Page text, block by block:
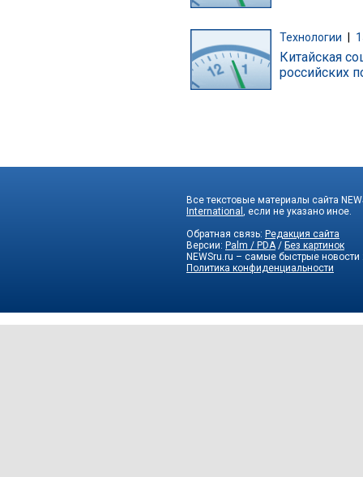
Технологии |
Китайская
российских
Все текстовые материалы сайта
International
, если не указано иное.
Обратная связь: Редакция сайта
Версии: Palm / PDA / Без картинок
NEWSru.ru – самые быстрые новости
Политика конфиденциальности